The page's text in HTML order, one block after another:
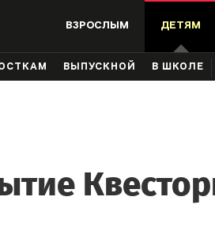
ВЗРОСЛЫМ ДЕТЯМ
ВЫПУСКНОЙ В ШКОЛЕ